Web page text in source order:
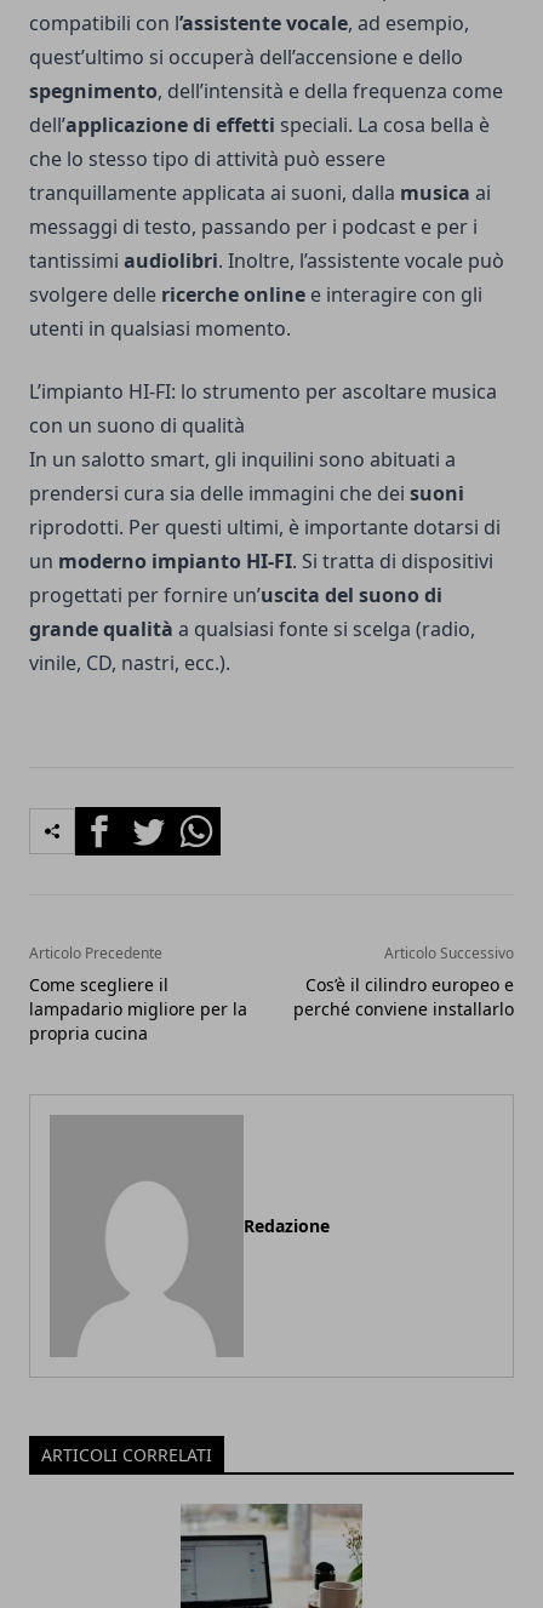
compatibili con l’assistente vocale, ad esempio,
quest’ultimo si occuperà dell’accensione e dello
spegnimento, dell’intensità e della frequenza come
dell’applicazione di effetti speciali. La cosa bella è
che lo stesso tipo di attività può essere
tranquillamente applicata ai suoni, dalla musica ai
messaggi di testo, passando per i podcast e per i
tantissimi audiolibri. Inoltre, l’assistente vocale può
svolgere delle ricerche online e interagire con gli
utenti in qualsiasi momento.
L’impianto HI-FI: lo strumento per ascoltare musica
con un suono di qualità
In un salotto smart, gli inquilini sono abituati a
prendersi cura sia delle immagini che dei suoni
riprodotti. Per questi ultimi, è importante dotarsi di
un moderno impianto HI-FI. Si tratta di dispositivi
progettati per fornire un’uscita del suono di
grande qualità a qualsiasi fonte si scelga (radio,
vinile, CD, nastri, ecc.).
FacebookTwitterWhatsapp
Articolo Precedente
Come scegliere il
lampadario migliore per la
propria cucina
Articolo Successivo
Cos’è il cilindro europeo e
perché conviene installarlo
Redazione
ARTICOLI CORRELATI